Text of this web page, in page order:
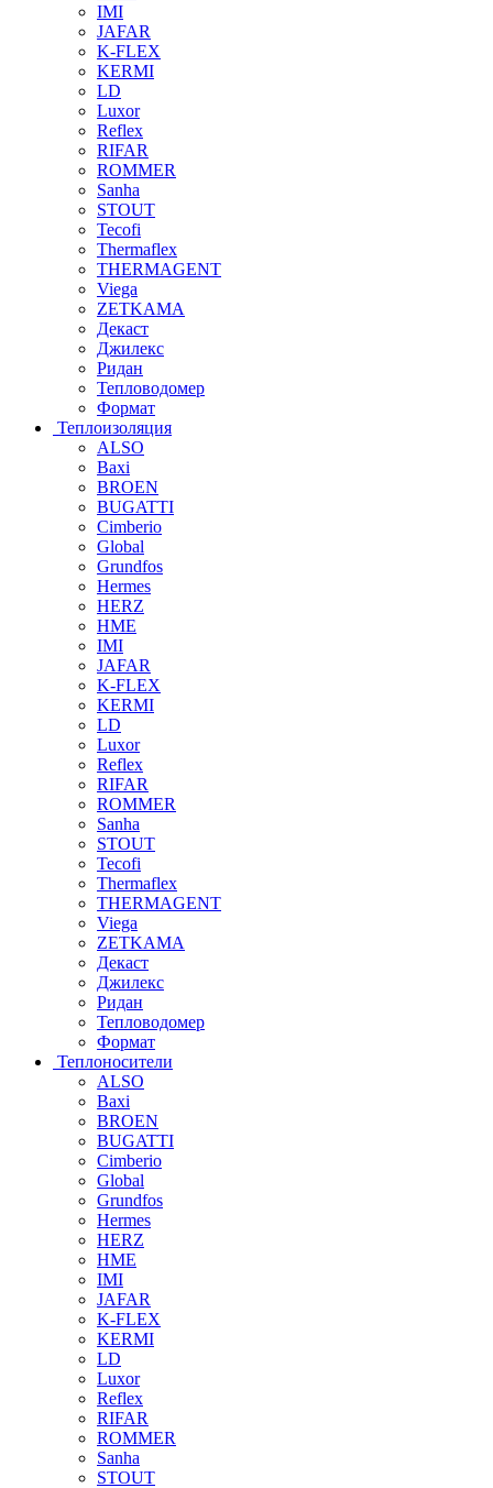
IMI
JAFAR
K-FLEX
KERMI
LD
Luxor
Reflex
RIFAR
ROMMER
Sanha
STOUT
Tecofi
Thermaflex
THERMAGENT
Viega
ZETKAMA
Декаст
Джилекс
Ридан
Тепловодомер
Формат
Теплоизоляция
ALSO
Baxi
BROEN
BUGATTI
Cimberio
Global
Grundfos
Hermes
HERZ
HME
IMI
JAFAR
K-FLEX
KERMI
LD
Luxor
Reflex
RIFAR
ROMMER
Sanha
STOUT
Tecofi
Thermaflex
THERMAGENT
Viega
ZETKAMA
Декаст
Джилекс
Ридан
Тепловодомер
Формат
Теплоносители
ALSO
Baxi
BROEN
BUGATTI
Cimberio
Global
Grundfos
Hermes
HERZ
HME
IMI
JAFAR
K-FLEX
KERMI
LD
Luxor
Reflex
RIFAR
ROMMER
Sanha
STOUT